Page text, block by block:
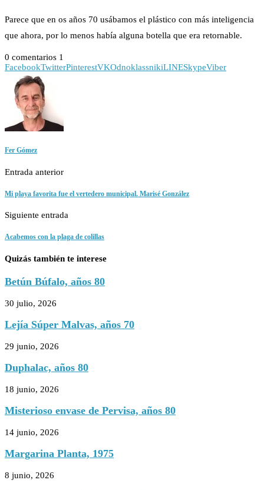
Parece que en os años 70 usábamos el plástico con más inteligencia
que ahora, por lo menos había alguna botella que era retornable.
0 comentarios 1
FacebookTwitterPinterestVKOdnoklassnikiLINESkypeViber
Fer Gómez
Entrada anterior
Mi playa favorita fue el vertedero municipal. Marisé González
Siguiente entrada
Acabemos con la plaga de colillas
Quizás también te interese
Betún Búfalo, años 80
30 julio, 2026
Lejía Súper Malvas, años 70
29 junio, 2026
Duphalac, años 80
18 junio, 2026
Misterioso envase de Pervisa, años 80
14 junio, 2026
Margarina Planta, 1975
8 junio, 2026